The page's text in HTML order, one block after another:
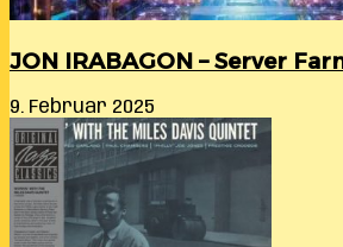
JON IRABAGON – Server
9. Februar 2025